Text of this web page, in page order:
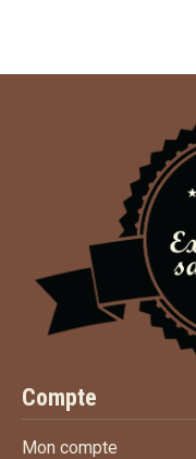
Compte
Mon compte